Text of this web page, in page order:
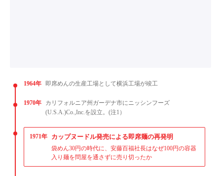
1964年 即席めんの生産工場として横浜工場が竣工
1970年
カリフォルニア州ガーデナ市にニッシンフーズ
(U.S.A.)Co.,Inc.を設立。(注1）
1971年 カップヌードル発売による即席麺の再発明
袋めん30円の時代に、安藤百福社長はなぜ100円の容器
入り麺を問屋を通さずに売り切ったか